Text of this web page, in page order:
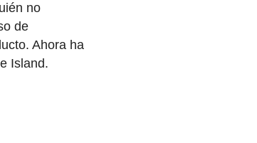
no
de
Ahora ha
Island.